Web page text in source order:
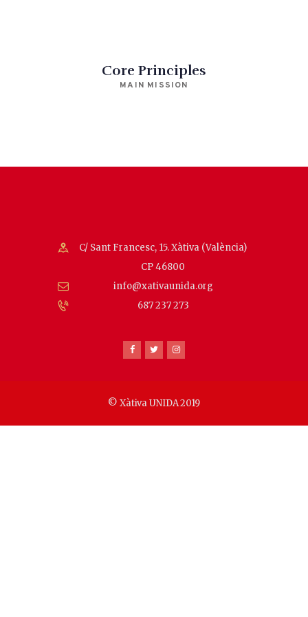
Core Principles
MAIN MISSION
C/ Sant Francesc, 15. Xàtiva (València)
CP 46800
info@xativaunida.org
687 237 273
© Xàtiva UNIDA 2019